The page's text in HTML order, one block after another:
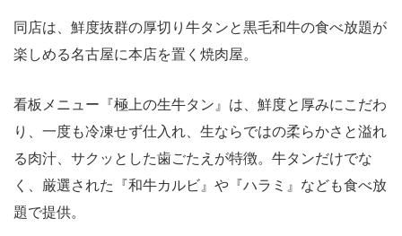
同店は、鮮度抜群の厚切り牛タンと黒毛和牛の食べ放題が
楽しめる名古屋に本店を置く焼肉屋。
看板メニュー『極上の生牛タン』は、鮮度と厚みにこだわ
り、一度も冷凍せず仕入れ、生ならではの柔らかさと溢れ
る肉汁、サクッとした歯ごたえが特徴。牛タンだけでな
く、厳選された『和牛カルビ』や『ハラミ』なども食べ放
題で提供。